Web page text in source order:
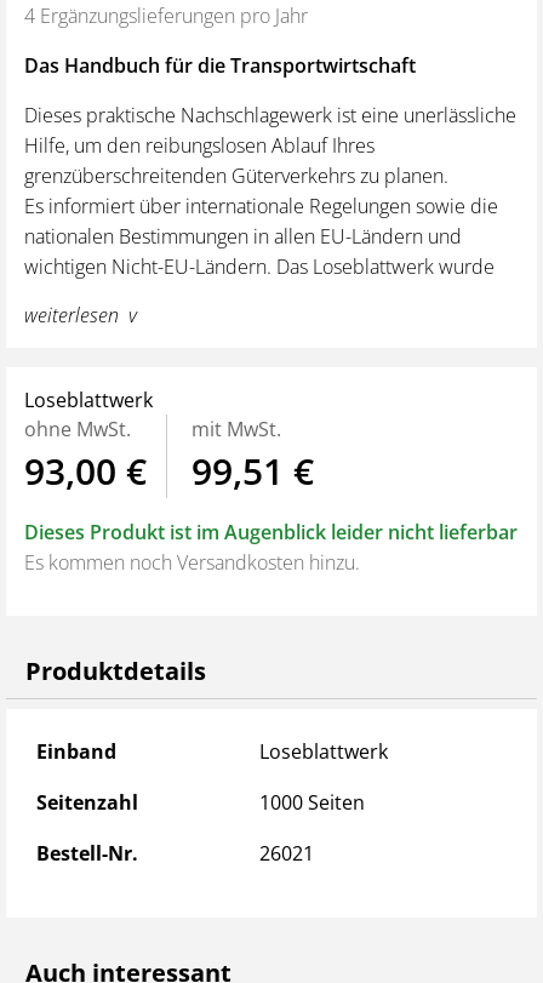
4 Ergänzungslieferungen pro Jahr
Das Handbuch für die Transportwirtschaft
Dieses praktische Nachschlagewerk ist eine unerlässliche
Hilfe, um den reibungslosen Ablauf Ihres
grenzüberschreitenden Güterverkehrs zu planen.
Es informiert über internationale Regelungen sowie die
nationalen Bestimmungen in allen EU-Ländern und
wichtigen Nicht-EU-Ländern. Das Loseblattwerk wurde
aufgebaut (Gliederung nach Anwendungs- und
Ergänzungslieferungen immer aktuell. Herausgeber ist
der BGL.
Aus dem Inhalt:
Länderübersicht
Aktuelle Informationen (Fahrverbote in diversen
Umfassende Länderinformationen zu EU-Staaten und
Informationen zum Marktzugang
Daten/Statistiken/Anschriften
automatisch Ergänzungslieferungen bei aktuellen
weiterlesen
Loseblattwerk
ohne MwSt.
93,00 €
mit MwSt.
99,51 €
Dieses Produkt ist im Augenblick leider nicht lieferbar
Es kommen noch Versandkosten hinzu.
Produktdetails
Produktdetails
Einband
Loseblattwerk
Seitenzahl
1000 Seiten
Bestell-Nr.
26021
Auch interessant